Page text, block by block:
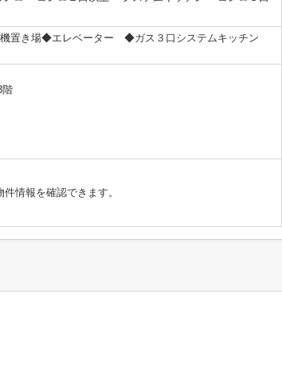
置き場◆エレベーター ◆ガス３口システムキッチン
階
情報を確認できます。